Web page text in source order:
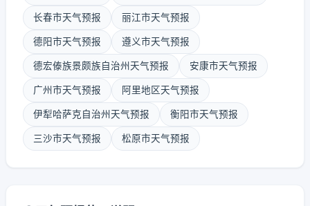
长春市天气预报 丽江市天气预报
德阳市天气预报 遵义市天气预报
德宏傣族景颇族自治州天气预报 安康市天气预报
广州市天气预报 阿里地区天气预报
伊犁哈萨克自治州天气预报 衡阳市天气预报
三沙市天气预报 松原市天气预报